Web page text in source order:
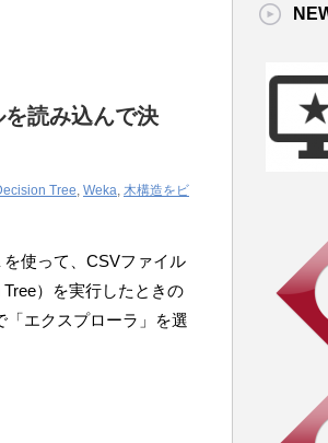
を読み込んで決
Tree, Weka, 木構造をビ
使って、CSVファイル
）を実行したときの
「エクスプローラ」を選